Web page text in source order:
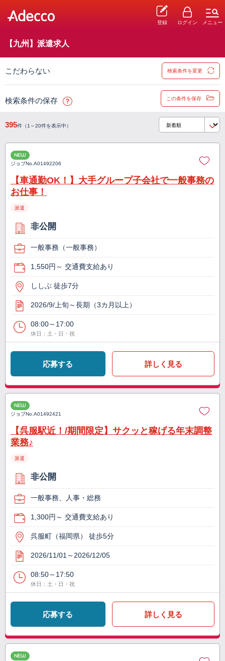
登録 ログイン メニュー
【九州】派遣求人
こだわらない 検索条件を変更
検索条件の保存 この条件を保存
395件（1～20件を表示中）
NEW
ジョブNo.A01492206
【車通勤OK！】大手グループ子会社で一般事務の
お仕事！
派遣
非公開
一般事務（一般事務）
1,550円～ 交通費支給あり
ししぶ 徒歩7分
2026/9/上旬～長期（3カ月以上）
08:00～17:00
休日：土・日・祝
応募する 詳しく見る
NEW
ジョブNo.A01492421
【呉服駅近！/期間限定】サクッと稼げる年末調整
業務♪
派遣
非公開
一般事務、人事・総務
1,300円～ 交通費支給あり
呉服町（福岡県） 徒歩5分
2026/11/01～2026/12/05
08:50～17:50
休日：土・日・祝
応募する 詳しく見る
NEW